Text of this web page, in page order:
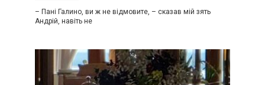
– Пані Галино, ви ж не відмовите, – сказав мій зять
Андрій, навіть не